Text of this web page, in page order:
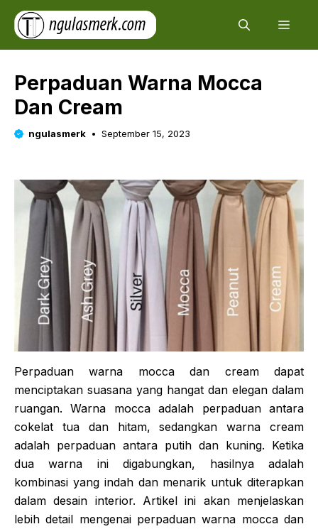
Skip
content
Perpaduan Warna Mocca
Dan Cream
ngulasmerk September 15, 2023
Perpaduan warna mocca dan cream dapat
menciptakan suasana yang hangat dan elegan dalam
ruangan. Warna mocca adalah perpaduan antara
cokelat tua dan hitam, sedangkan warna cream
adalah perpaduan antara putih dan kuning. Ketika
dua warna ini digabungkan, hasilnya adalah
kombinasi yang indah dan menarik untuk diterapkan
dalam desain interior. Artikel ini akan menjelaskan
lebih detail mengenai perpaduan warna mocca dan